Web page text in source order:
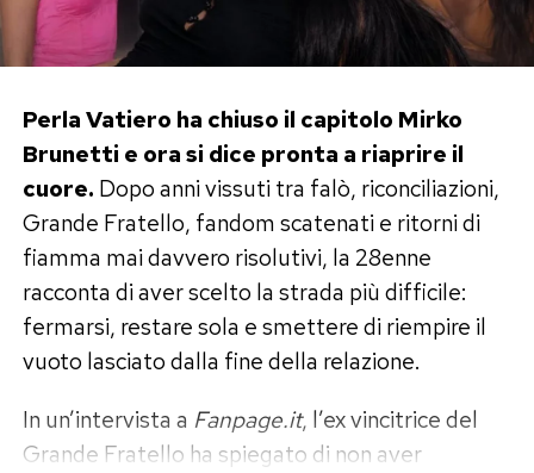
Perla Vatiero ha chiuso il capitolo Mirko
Brunetti e ora si dice pronta a riaprire il
cuore. Dopo anni vissuti tra falò, riconciliazioni,
Grande Fratello, fandom scatenati e ritorni di
fiamma mai davvero risolutivi, la 28enne
racconta di aver scelto la strada più difficile:
fermarsi, restare sola e smettere di riempire il
vuoto lasciato dalla fine della relazione.
In un’intervista a Fanpage.it, l’ex vincitrice del
Grande Fratello ha spiegato di non aver